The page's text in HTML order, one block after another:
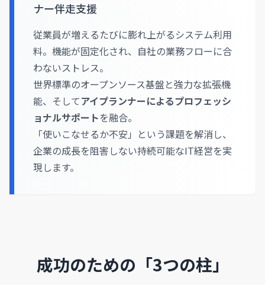
ナー伴走支援
従業員が増えるたびに膨れ上がるシステム利用
料。機能が固定化され、自社の業務フローに合
わないストレス。
世界標準のオープンソース基盤と強力な拡張機
能、そしてアイプランナーによるプロフェッシ
ョナルサポートを融合。
「使いこなせるか不安」という課題を解消し、
企業の成長を阻害しない持続可能なIT経営を実
現します。
成功のための「3つの柱」